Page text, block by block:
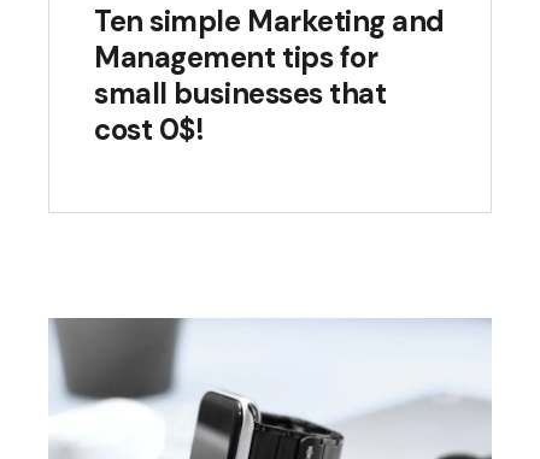
Ten simple Marketing and
Management tips for
small businesses that
cost 0$!